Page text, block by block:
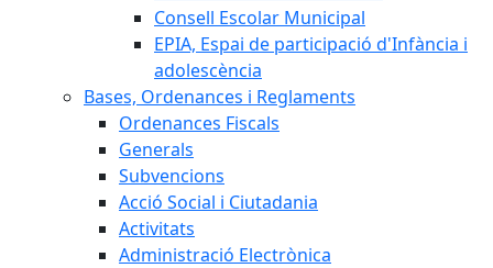
Consell Escolar Municipal
EPIA, Espai de participació d'Infància i
adolescència
Bases, Ordenances i Reglaments
Ordenances Fiscals
Generals
Subvencions
Acció Social i Ciutadania
Activitats
Administració Electrònica